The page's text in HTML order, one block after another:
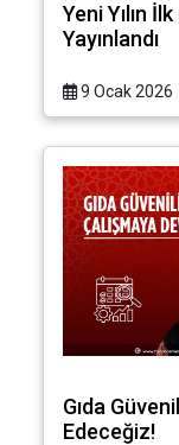
Yeni Yılın
Yayınlandı
9 Ocak 2026
Gıda
Edeceğiz!